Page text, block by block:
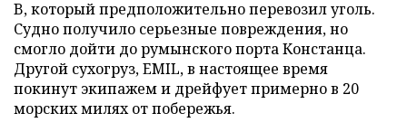
B, который предположительно перевозил уголь.
Судно получило серьезные повреждения, но
смогло дойти до румынского порта Констанца.
Другой сухогруз, EMIL, в настоящее время
покинут экипажем и дрейфует примерно в 20
морских милях от побережья.